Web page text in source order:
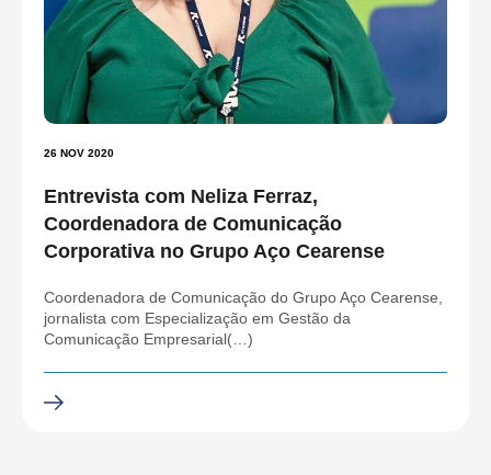
26 NOV 2020
Entrevista com Neliza Ferraz,
Coordenadora de Comunicação
Corporativa no Grupo Aço Cearense
Coordenadora de Comunicação do Grupo Aço Cearense,
jornalista com Especialização em Gestão da
Comunicação Empresarial(…)